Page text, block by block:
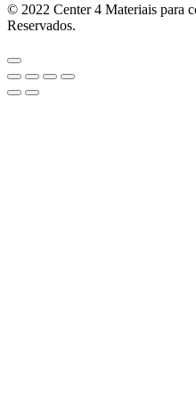
© 2022 Center 4 Materiais para
Reservados.